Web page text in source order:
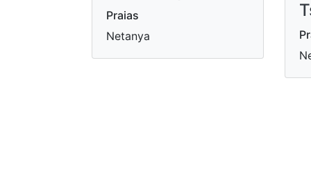
Praias
Netanya